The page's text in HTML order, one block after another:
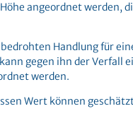
angeordnet werden,
Handlung für
gegen ihn der Verfall
werden.
Wert können